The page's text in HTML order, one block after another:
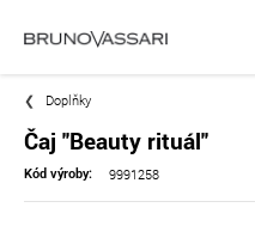
Doplňky
Čaj "Beauty rituál"
Kód výroby: 9991258